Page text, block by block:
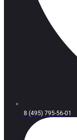
8 (495) 795-56-01